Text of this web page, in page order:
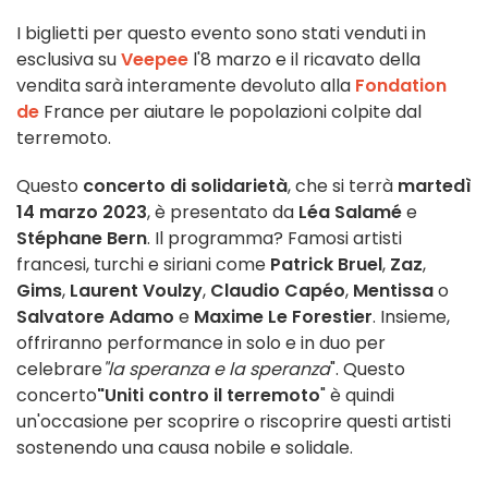
I biglietti per questo evento sono stati venduti in
esclusiva suVeepee l'8 marzo e il ricavato della
vendita sarà interamente devoluto alla Fondation
de France per aiutare le popolazioni colpite dal
terremoto.
Questo concerto di solidarietà, che si terrà martedì
14 marzo 2023, è presentato da Léa Salamée
Stéphane Bern. Il programma? Famosi artisti
francesi, turchi e siriani come Patrick Bruel, Zaz,
Gims, Laurent Voulzy, Claudio Capéo, Mentissao
Salvatore Adamo e Maxime Le Forestier. Insieme,
offriranno performance in solo e in duo per
celebrare"la speranza e la speranza". Questo
concerto"Uniti contro il terremoto" è quindi
un'occasione per scoprire o riscoprire questi artisti
sostenendo una causa nobile e solidale.